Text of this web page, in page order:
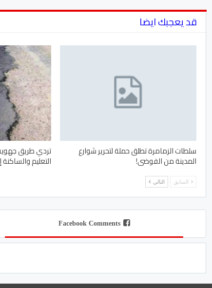
قد يعجبك ايضا
سلطات الزمامرة تطلق حملة لتحرير شوارع
المدينة من الفوضى!
تردي طريق
التعليم
السابق التالي
Facebook Comments